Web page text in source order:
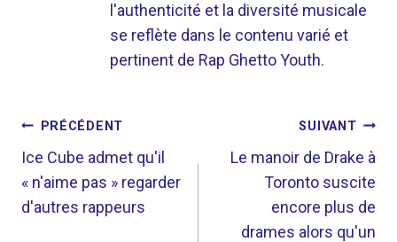
l'authenticité et la diversité musicale
se reflète dans le contenu varié et
pertinent de Rap Ghetto Youth.
NAVIGATION
DE
L’ARTICLE
PRÉCÉDENT
Ice Cube admet qu'il
« n'aime pas » regarder
d'autres rappeurs
SUIVANT
Le manoir de Drake à
Toronto suscite
encore plus de
drames alors qu'un